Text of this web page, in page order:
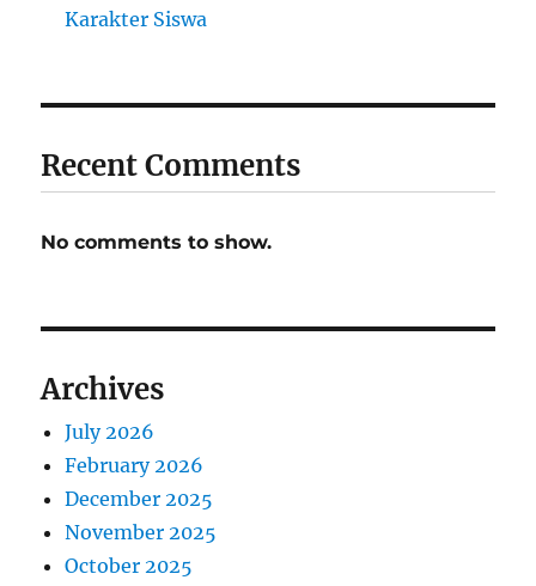
Karakter Siswa
Recent Comments
No comments to show.
Archives
July 2026
February 2026
December 2025
November 2025
October 2025